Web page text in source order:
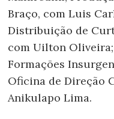
Braço, com Luis
Distribuição de
com Uilton
Formações
Oficina de Direção
Anikulapo Lima.